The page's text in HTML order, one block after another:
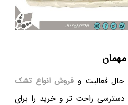
فعالیت و فروش انواع تشک
دسترسی راحت تر و خرید را برای